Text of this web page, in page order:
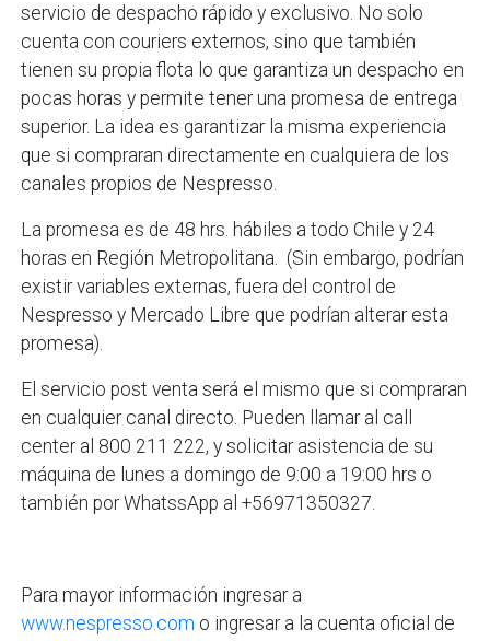
servicio de despacho rápido y exclusivo. No solo
cuenta con couriers externos, sino que también
tienen su propia flota lo que garantiza un despacho en
pocas horas y permite tener una promesa de entrega
superior. La idea es garantizar la misma experiencia
que si compraran directamente en cualquiera de los
canales propios de Nespresso.
La promesa es de 48 hrs. hábiles a todo Chile y 24
horas en Región Metropolitana. (Sin embargo, podrían
existir variables externas, fuera del control de
Nespresso y Mercado Libre que podrían alterar esta
promesa).
El servicio post venta será el mismo que si compraran
en cualquier canal directo. Pueden llamar al call
center al 800 211 222, y solicitar asistencia de su
máquina de lunes a domingo de 9:00 a 19:00 hrs o
también por WhatssApp al +56971350327.
Para mayor información ingresar a
www.nespresso.com o ingresar a la cuenta oficial de